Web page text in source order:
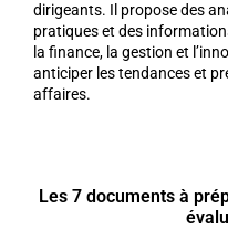
dirigeants. Il propose des
pratiques et des
la finance, la gestion et
anticiper les tendances et
affaires.
Les 7 documents à